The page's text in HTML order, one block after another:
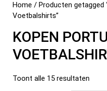
Home / Producten getagged
Voetbalshirts”
KOPEN
Toont alle 15 resultaten